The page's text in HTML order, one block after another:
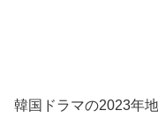
韓国ドラマの2023年